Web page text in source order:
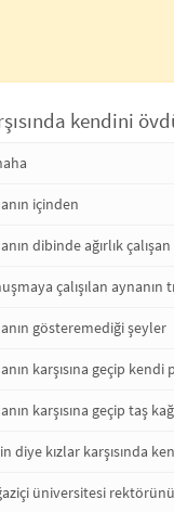
kendini
içinden
dibinde ağırlık
çalışılan aynanın
gösteremediği şeyler
karşısına geçip
karşısına geçip taş
diye kızlar karşısında
üniversitesi